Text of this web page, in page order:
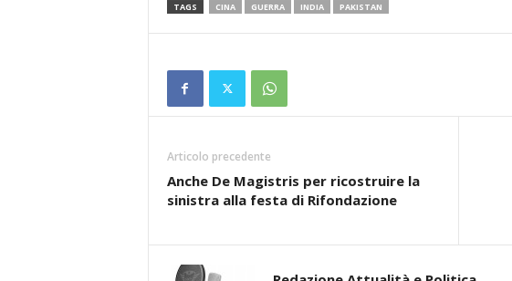
TAGS CINA GUERRA INDIA PAKISTAN
Articolo precedente
Anche De Magistris per ricostruire la
sinistra alla festa di Rifondazione